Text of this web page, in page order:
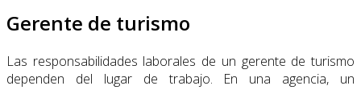
Gerente de turismo
Las responsabilidades laborales de un gerente de turismo
dependen del lugar de trabajo. En una agencia, un